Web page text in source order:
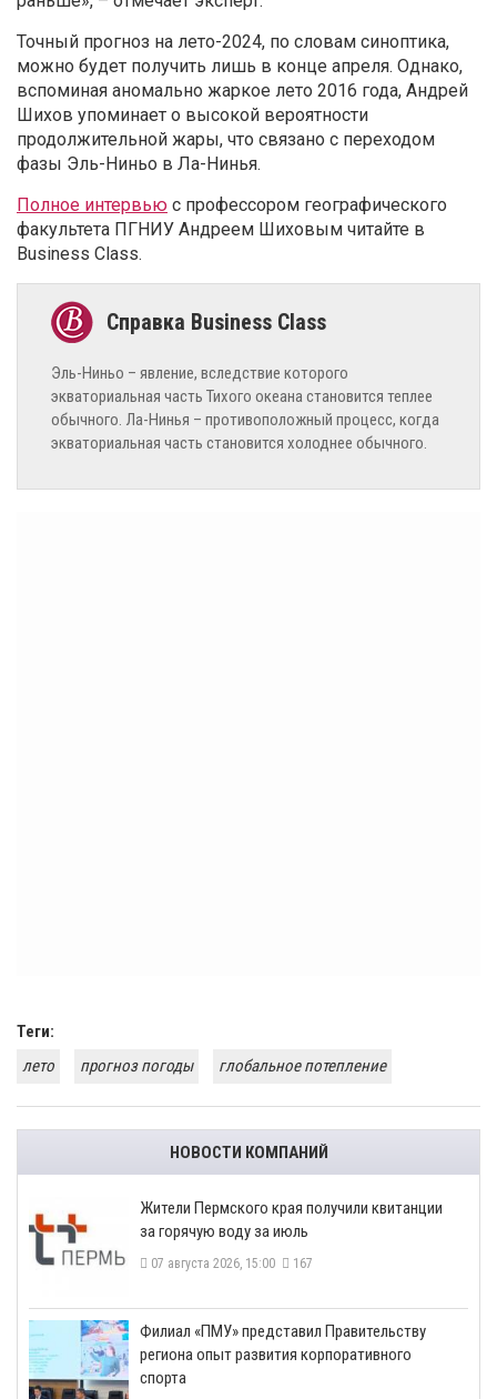
Точный прогноз на лето-2024, по словам синоптика,
можно будет получить лишь в конце апреля. Однако,
вспоминая аномально жаркое лето 2016 года, Андрей
Шихов упоминает о высокой вероятности
продолжительной жары, что связано с переходом
фазы Эль-Ниньо в Ла-Нинья.
Полное интервью с профессором географического
факультета ПГНИУ Андреем Шиховым читайте в
Business Class.
Эль-Ниньо – явление, вследствие которого
экваториальная часть Тихого океана становится теплее
обычного. Ла-Нинья – противоположный процесс, когда
экваториальная часть становится холоднее обычного.
Теги:
лето
прогноз погоды глобальное потепление
НОВОСТИ КОМПАНИЙ
​Жители Пермского края получили квитанции
за горячую воду за июль
07 августа 2026, 15:00 167
​Филиал «ПМУ» представил Правительству
региона опыт развития корпоративного
спорта